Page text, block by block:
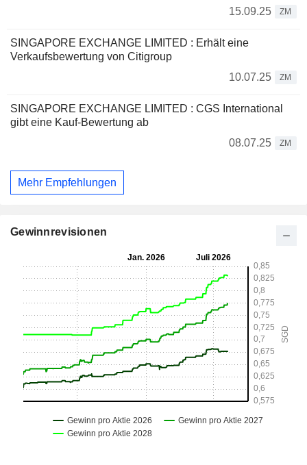
15.09.25
ZM
SINGAPORE EXCHANGE LIMITED : Erhält eine
Verkaufsbewertung von Citigroup
10.07.25
ZM
SINGAPORE EXCHANGE LIMITED : CGS International
gibt eine Kauf-Bewertung ab
08.07.25
ZM
Mehr Empfehlungen
Gewinnrevisionen